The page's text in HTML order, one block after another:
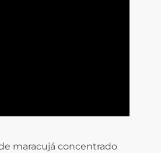
maracujá concentrado